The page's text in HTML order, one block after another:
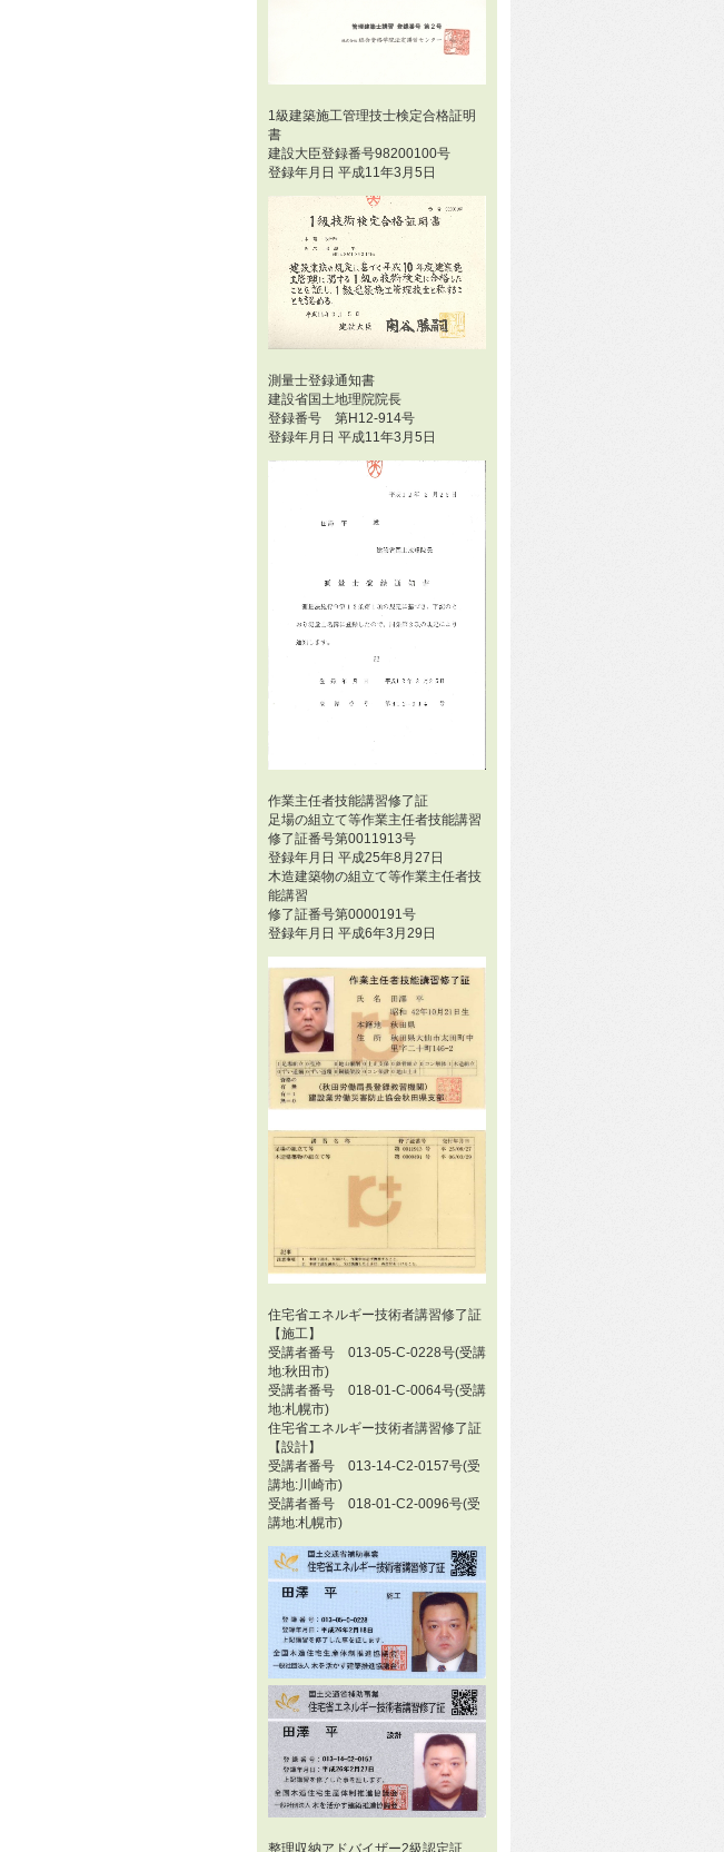
1級建築施工管理技士検定合格証明
書
建設大臣登録番号98200100号
登録年月日 平成11年3月5日
測量士登録通知書
建設省国土地理院院長
登録番号 第H12-914号
登録年月日 平成11年3月5日
作業主任者技能講習修了証
足場の組立て等作業主任者技能講習
修了証番号第0011913号
登録年月日 平成25年8月27日
木造建築物の組立て等作業主任者技
能講習
修了証番号第0000191号
登録年月日 平成6年3月29日
住宅省エネルギー技術者講習修了証
【施工】
受講者番号 013-05-C-0228号(受講
地:秋田市)
受講者番号 018-01-C-0064号(受講
地:札幌市)
住宅省エネルギー技術者講習修了証
【設計】
受講者番号 013-14-C2-0157号(受
講地:川崎市)
受講者番号 018-01-C2-0096号(受
講地:札幌市)